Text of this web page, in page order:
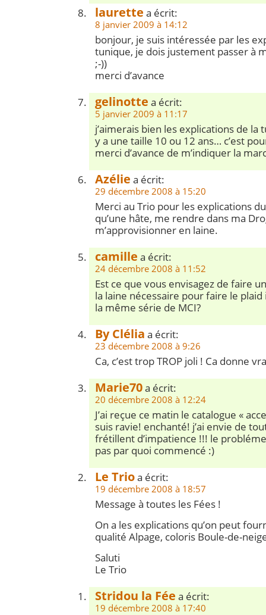
laurette a écrit:
8 janvier 2009 à 14:12
bonjour, je suis intéressée par les
tunique, je dois justement passer à
;-))
merci d’avance
gelinotte a écrit:
5 janvier 2009 à 11:17
j’aimerais bien les explications de
y a une taille 10 ou 12 ans… c’est
merci d’avance de m’indiquer la
Azélie a écrit:
29 décembre 2008 à 15:20
Merci au Trio pour les explications
qu’une hâte, me rendre dans ma
m’approvisionner en laine.
camille a écrit:
24 décembre 2008 à 11:52
Est ce que vous envisagez de faire
la laine nécessaire pour faire le
la même série de MCI?
By Clélia a écrit:
23 décembre 2008 à 9:26
Ca, c’est trop TROP joli ! Ca donne
Marie70a écrit:
20 décembre 2008 à 12:24
J’ai reçue ce matin le catalogue «
suis ravie! enchanté! j’ai envie de
frétillent d’impatience !!! le
pas par quoi commencé :)
Le Trioa écrit:
19 décembre 2008 à 18:57
Message à toutes les Fées !
On a les explications qu’on peut
qualité Alpage, coloris Boule-de-
Saluti
Le Trio
Stridou la Fée a écrit:
19 décembre 2008 à 17:40